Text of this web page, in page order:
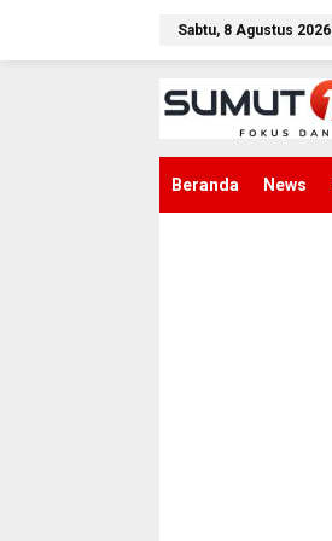
Sabtu, 8 Agustus 2026
Beranda News